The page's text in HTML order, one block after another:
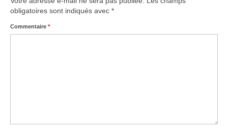
obligatoires sont indiqués avec *
Commentaire *